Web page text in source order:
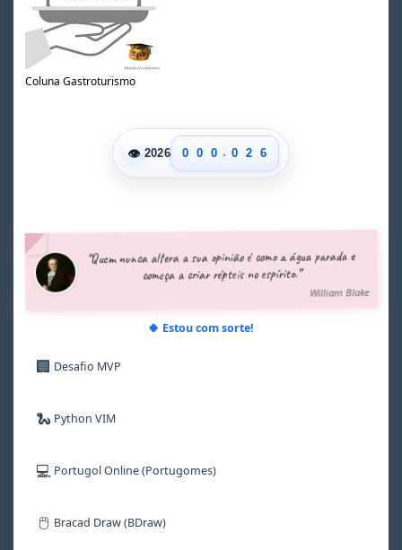
Coluna Gastroturismo
👁 2026
0
1
6
7
0
1
6
7
0
1
6
7
. 0
1
6
7
1
2
3
8
9
5
6
7
“Quem nunca altera a sua opinião é como a água parada e
começa a criar répteis no espírito.”
William Blake
🍀 Estou com sorte!
🏢 Desafio MVP
🐍 Python VIM
💻 Portugol Online (Portugomes)
🖱️ Bracad Draw (BDraw)